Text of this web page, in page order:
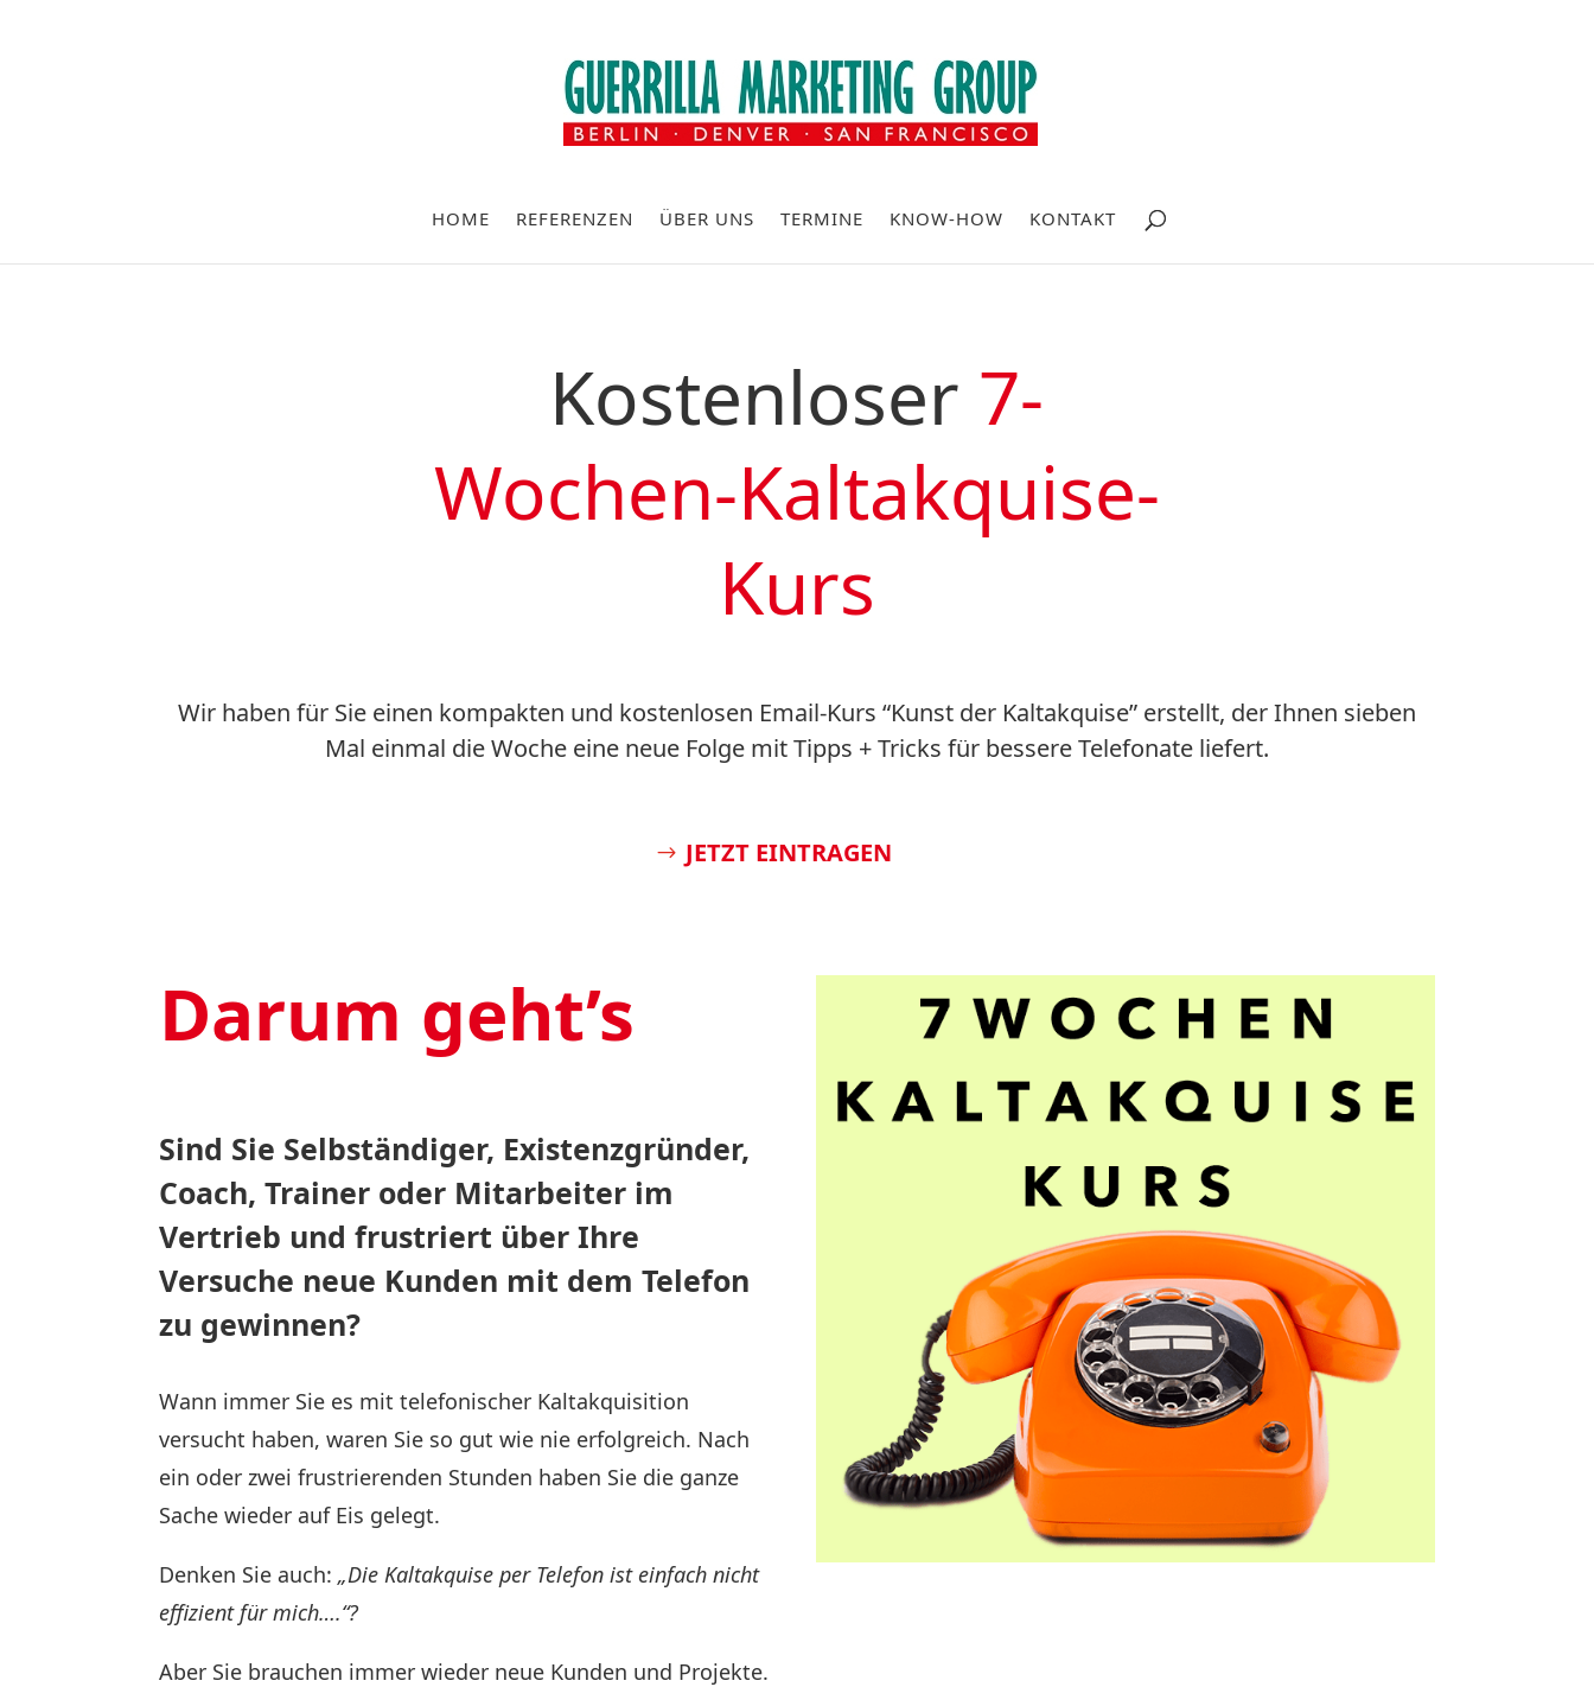
HOME REFERENZEN ÜBER UNS TERMINE KNOW-HOW KONTAKT
Kostenloser 7-
Wochen-Kaltakquise-
Kurs
Wir haben für Sie einen kompakten und kostenlosen Email-Kurs “Kunst der Kaltakquise” erstellt, der Ihnen sieben
Mal einmal die Woche eine neue Folge mit Tipps + Tricks für bessere Telefonate liefert.
JETZT EINTRAGEN
Darum geht’s
Sind Sie Selbständiger, Existenzgründer,
Coach, Trainer oder Mitarbeiter im
Vertrieb und frustriert über Ihre
Versuche neue Kunden mit dem Telefon
zu gewinnen?
Wann immer Sie es mit telefonischer Kaltakquisition
versucht haben, waren Sie so gut wie nie erfolgreich. Nach
ein oder zwei frustrierenden Stunden haben Sie die ganze
Sache wieder auf Eis gelegt.
Denken Sie auch:„Die Kaltakquise per Telefon ist einfach nicht
effizient für mich….“?
Aber Sie brauchen immer wieder neue Kunden und Projekte.